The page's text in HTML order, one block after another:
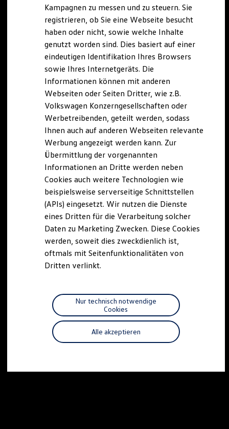
R-Modelle
R Experience
Driving Experience
Volkswagen entdecken
Werkbesichtigung
Lifestyle Shop
T-Roc Kollektion
Golf Kollektion
Volkswagen Kollektion
R-Kollektion
GTI Kollektion
Fußball Drop
we drive football
#wedriveproud
Besitzer und Service
myVolkswagen
Software Updates
Service und Ersatzteile
Inspektion und HU/AU
Reparaturen und Checks
Motorenöl und Flüssigkeiten
Räder und Reifen
Pannen- und Unfallhilfe
Economy Service
Volkswagen Teile
Zubehör
Modellspezifisches Zubehör
Individualisieren
Wallbox und Ladekabel
Digitale Extras
Dienste für Ihr Modell finden
Volkswagen Apps, Login und Shop
Handy und Fahrzeug verbinden
Vorgängermodelle
Kampagnen zu messen und zu steuern. Sie
registrieren, ob Sie eine Webseite besucht
haben oder nicht, sowie welche Inhalte
genutzt worden sind. Dies basiert auf einer
eindeutigen Identifikation Ihres Browsers
sowie Ihres Internetgeräts. Die
Informationen können mit anderen
Webseiten oder Seiten Dritter, wie z.B.
Volkswagen Konzerngesellschaften oder
Werbetreibenden, geteilt werden, sodass
Ihnen auch auf anderen Webseiten relevante
Werbung angezeigt werden kann. Zur
Übermittlung der vorgenannten
Informationen an Dritte werden neben
Cookies auch weitere Technologien wie
beispielsweise serverseitige Schnittstellen
(APIs) eingesetzt. Wir nutzen die Dienste
eines Dritten für die Verarbeitung solcher
Daten zu Marketing Zwecken. Diese Cookies
werden, soweit dies zweckdienlich ist,
oftmals mit Seitenfunktionalitäten von
Dritten verlinkt.
Alle akzeptieren
Nur technisch notwendige
Cookies